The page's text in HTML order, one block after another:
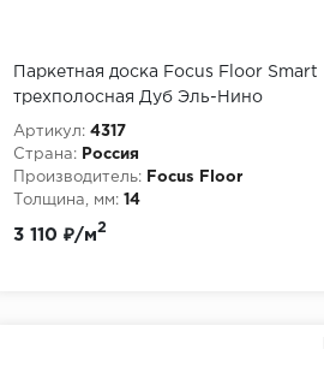
Паркетная доска Focus Floor Smart
трехполосная Дуб Эль-Нино
Артикул: 4317
Страна:
Россия
Производитель:
Focus Floor
Толщина, мм: 14
3 110 ₽/м2